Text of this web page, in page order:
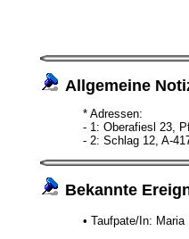
Allgemeine
* Adressen:
- 1: Oberafiesl 23,
- 2: Schlag 12, A-
Bekannte
• Taufpate/In: